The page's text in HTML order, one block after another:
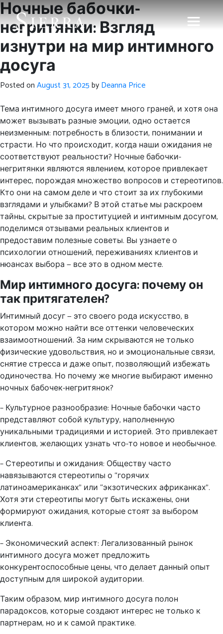
Ночные бабочки-
негритянки: Взгляд
изнутри на мир интимного
досуга
Posted onAugust 31, 2025byDeanna Price
Тема интимного досуга имеет много граней, и хотя она
может вызывать разные эмоции, одно остается
неизменным: потребность в близости, понимании и
страсти. Но что происходит, когда наши ожидания не
соответствуют реальности? Ночные бабочки-
негритянки являются явлением, которое привлекает
интерес, порождая множество вопросов и стереотипов.
Кто они на самом деле и что стоит за их глубокими
взглядами и улыбками? В этой статье мы раскроем
тайны, скрытые за проституцией и интимным досугом,
поделимся отзывами реальных клиентов и
предоставим полезные советы. Вы узнаете о
психологии отношений, переживаниях клиентов и
нюансах выбора — все это в одном месте.
Мир интимного досуга: почему он
так притягателен?
Интимный досуг — это своего рода искусство, в
котором можно найти все оттенки человеческих
взаимоотношений. За ним скрываются не только
физические удовольствия, но и эмоциональные связи,
снятие стресса и даже опыт, позволяющий избежать
одиночества. Но почему же многие выбирают именно
ночных бабочек-негритянок?
– Культурное разнообразие: Ночные бабочки часто
представляют собой культуру, наполненную
уникальными традициями и историей. Это привлекает
клиентов, желающих узнать что-то новое и необычное.
– Стереотипы и ожидания: Обществу часто
навязываются стереотипы о “горячих
латиноамериканках” или “экзотических африканках”.
Хотя эти стереотипы могут быть искажены, они
формируют ожидания, которые стоят за выбором
клиента.
– Экономический аспект: Легализованный рынок
интимного досуга может предложить
конкурентоспособные цены, что делает данный опыт
доступным для широкой аудитории.
Таким образом, мир интимного досуга полон
парадоксов, которые создают интерес не только к
партнерам, но и к самой практике.